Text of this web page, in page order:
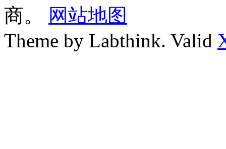
商。
网站地图
Theme by Labthink. Valid